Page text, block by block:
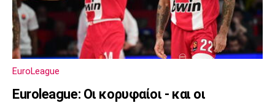
EuroLeague
Euroleague: Οι κορυφαίοι - και οι